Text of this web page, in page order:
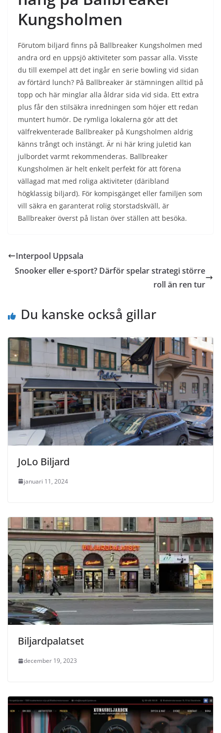
Kungsholmen
Förutom biljard finns på Ballbreaker Kungsholmen med
andra ord en uppsjö aktiviteter som passar alla. Visste
du till exempel att det ingår en serie bowling vid sidan
av förtärd lunch? På Ballbreaker är stämningen alltid på
topp och här minglar alla åldrar sida vid sida. Ett extra
plus får den stilsäkra inredningen som höjer ett redan
muntert humör. De rymliga lokalerna gör att det
välfrekventerade Ballbreaker på Kungsholmen aldrig
känns trångt och instängt. Är ni här kring juletid kan
julbordet varmt rekommenderas. Ballbreaker
Kungsholmen är helt enkelt perfekt för att förena
vällagad mat med roliga aktiviteter (däribland
högklassig biljard). För kompisgänget eller familjen som
vill säkra en garanterat rolig storstadskväll, är
Ballbreaker överst på listan över ställen att besöka.
Interpool Uppsala
Snooker eller e-sport? Därför spelar strategi större
roll än ren tur
Du kanske också gillar
JoLo Biljard
januari 11, 2024
Biljardpalatset
december 19, 2023